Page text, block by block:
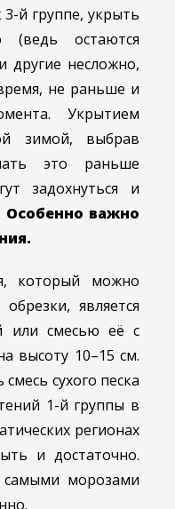
й группе, укрыть
остаются
другие несложно,
не раньше и
Укрытием
зимой, выбрав
это раньше
задохнуться и
Особенно важно
который можно
является
или смесью её с
высоту 10–15 см.
сухого песка
1-й группы в
регионах
и достаточно.
самыми морозами